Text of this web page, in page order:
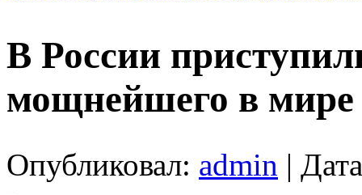
В России
мощнейшего в мире
Опубликовал: admin |